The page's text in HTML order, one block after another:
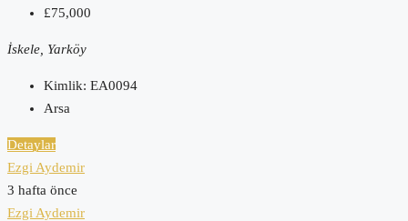
£75,000
İskele, Yarköy
Kimlik: EA0094
Arsa
Detaylar
Ezgi Aydemir
3 hafta önce
Ezgi Aydemir